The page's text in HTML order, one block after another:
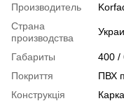
Производитель
Страна
производства
Габариты
400 /
Покриття
ПВХ
Конструкція